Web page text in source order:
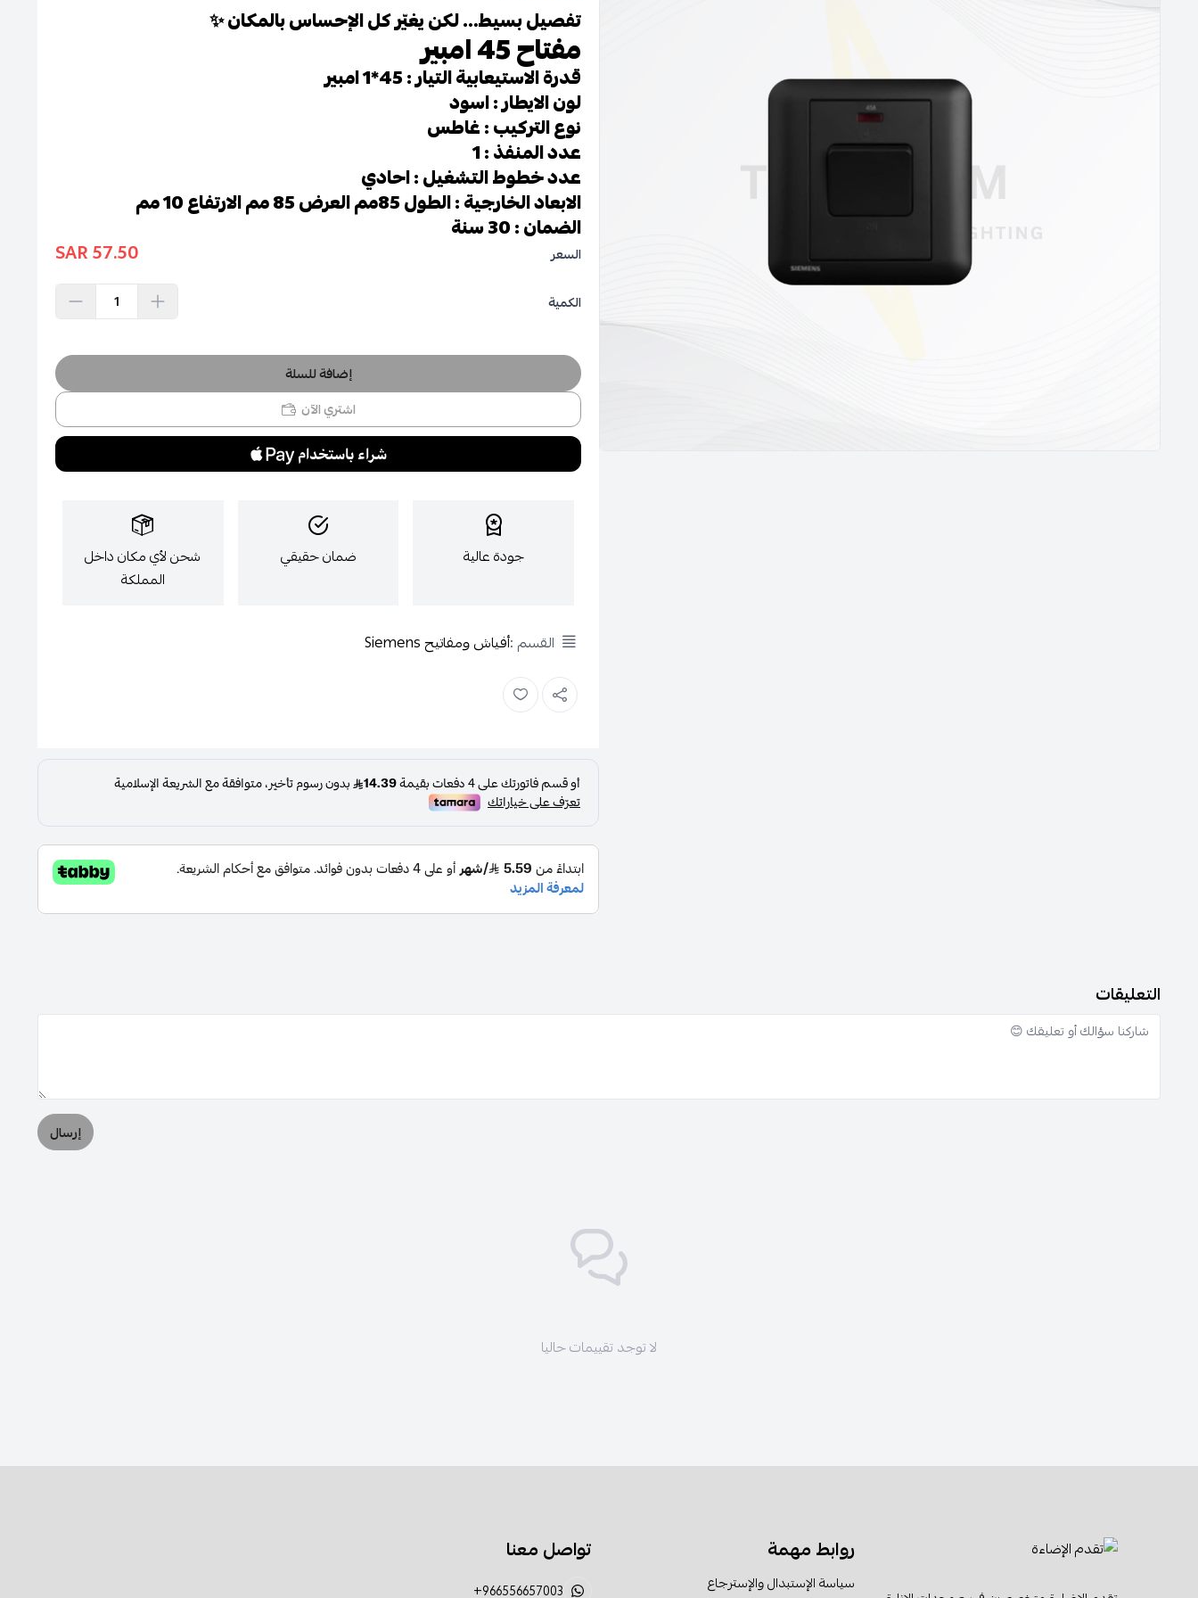
تفصيل بسيط… لكن يغيّر كل الإحساس بالمكان ✨
مفتاح 45 امبير
قدرة الاستيعابية التيار : 45*1 امبير
لون الايطار : اسود
نوع التركيب : غاطس
عدد المنفذ : 1
عدد خطوط التشغيل : احادي
الابعاد الخارجية : الطول 85مم العرض 85 مم الارتفاع 10 مم
الضمان : 30 سنة
السعر 57.50 SAR
الكمية
إضافة للسلة
اشتري الآن
جودة عالية ضمان حقيقي
شحن لأي مكان داخل
المملكة
القسم :أفياش ومفاتيح Siemens
التعليقات
إرسال
لا توجد تقييمات حاليا
روابط مهمة
سياسة الإستبدال والإسترجاع
تواصل معنا
+966556657003